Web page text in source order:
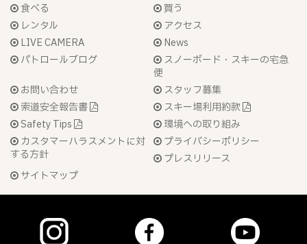
食べる
買う
レンタル
アクセス
LIVE CAMERA
News
パトロールブログ
スノーボード・スキーの宅急
便
お問い合わせ
スタッフ募集
索道安全報告書
スキー場利用約款
Safety Tips
環境への取り組み
カスタマーハラスメントに対
する方針
プライバシーポリシー
プレスリリース
サイトマップ